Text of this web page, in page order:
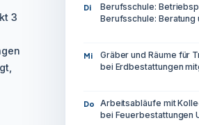
3
Di
Berufsschule:
Berufsschule: Beratung
Mi
Gräber und Räume für
bei Erdbestattungen
Do
Arbeitsabläufe mit
bei Feuerbestattungen